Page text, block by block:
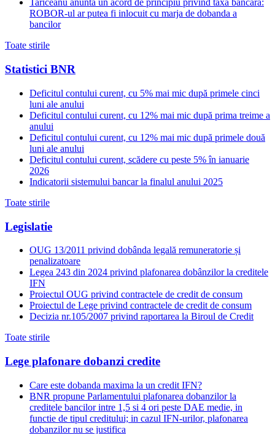
Tariceanu anunta un acord de principiu privind taxa bancara:
ROBOR-ul ar putea fi inlocuit cu marja de dobanda a
bancilor
Toate stirile
Statistici BNR
Deficitul contului curent, cu 5% mai mic după primele cinci
luni ale anului
Deficitul contului curent, cu 12% mai mic după prima treime a
anului
Deficitul contului curent, cu 12% mai mic după primele două
luni ale anului
Deficitul contului curent, scădere cu peste 5% în ianuarie
2026
Indicatorii sistemului bancar la finalul anului 2025
Toate stirile
Legislatie
OUG 13/2011 privind dobânda legală remuneratorie și
penalizatoare
Legea 243 din 2024 privind plafonarea dobânzilor la creditele
IFN
Proiectul OUG privind contractele de credit de consum
Proiectul de Lege privind contractele de credit de consum
Decizia nr.105/2007 privind raportarea la Biroul de Credit
Toate stirile
Lege plafonare dobanzi credite
Care este dobanda maxima la un credit IFN?
BNR propune Parlamentului plafonarea dobanzilor la
creditele bancilor intre 1,5 si 4 ori peste DAE medie, in
functie de tipul creditului; in cazul IFN-urilor, plafonarea
dobanzilor nu se justifica